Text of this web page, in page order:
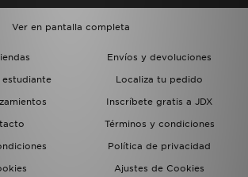
Ver en pantalla completa
Envíos y devoluciones
Localiza tu pedido
Inscríbete gratis a JDX
Términos y condiciones
Política de privacidad
Ajustes de Cookies